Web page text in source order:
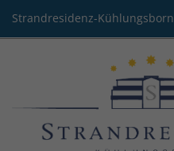
Strandresidenz-Kühlungsborn